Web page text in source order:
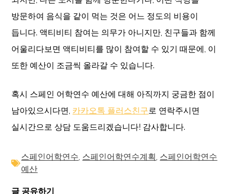
방문하여 음식을 같이 먹는 것은 어느 정도의 비용이
듭니다. 액티비티 참여는 의무가 아니지만, 친구들과 함께
어울리다보면 액티비티를 많이 참여할 수 있기 때문에, 이
또한 예산이 조금씩 올라갈 수 있습니다.
혹시 스페인 어학연수 예산에 대해 아직까지 궁금한 점이
남아있으시다면, 카카오톡 플러스친구로 연락주시면
실시간으로 상담 도움드리겠습니다! 감사합니다.
스페인어학연수 스페인어학연수계획 스페인어학연수
예산
글 공유하기